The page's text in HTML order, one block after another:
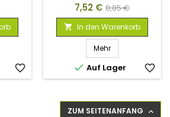
favorite_border
Preis
7,52 € Verkaufspreis
8,85 €
 In den Warenkorb
Mehr
 Auf Lager favorite_border
ZUM SEITENANFANG 